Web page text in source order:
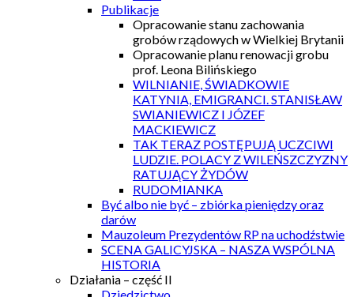
Publikacje
Opracowanie stanu zachowania
grobów rządowych w Wielkiej Brytanii
Opracowanie planu renowacji grobu
prof. Leona Bilińskiego
WILNIANIE, ŚWIADKOWIE
KATYNIA, EMIGRANCI. STANISŁAW
SWIANIEWICZ I JÓZEF
MACKIEWICZ
TAK TERAZ POSTĘPUJĄ UCZCIWI
LUDZIE. POLACY Z WILEŃSZCZYZNY
RATUJĄCY ŻYDÓW
RUDOMIANKA
Być albo nie być – zbiórka pieniędzy oraz
darów
Mauzoleum Prezydentów RP na uchodźstwie
SCENA GALICYJSKA – NASZA WSPÓLNA
HISTORIA
Działania – część II